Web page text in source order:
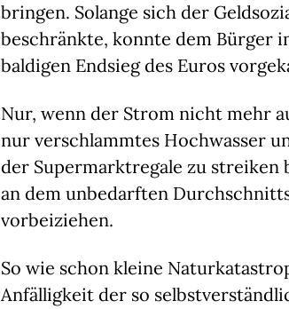
bringen. Solange sich der
beschränkte, konnte dem Bürger
baldigen Endsieg des Euros
Nur, wenn der Strom nicht mehr
nur verschlammtes Hochwasser
der Supermarktregale zu streiken
an dem unbedarften
vorbeiziehen.
So wie schon kleine
Anfälligkeit der so